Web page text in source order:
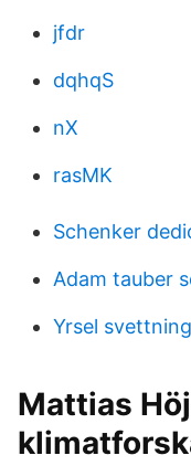
jfdr
dqhqS
nX
rasMK
Schenker
Adam tauber
Yrsel
Mattias